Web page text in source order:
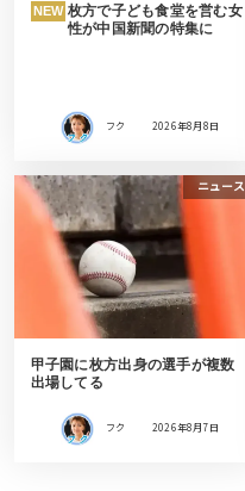
NEW 枚方で子ども食堂を営む女
性が中国新聞の特集に
フク 2026年8月8日
ニュース
甲子園に枚方出身の選手が複数
出場してる
フク 2026年8月7日